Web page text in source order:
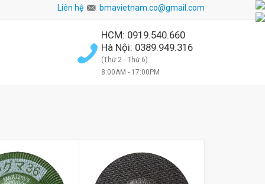
Liên hệ bmavietnam.co@gmail.com
HCM: 0919.540.660
Hà Nội: 0389.949.316
(Thứ 2 - Thứ 6)
8:00AM - 17:00PM